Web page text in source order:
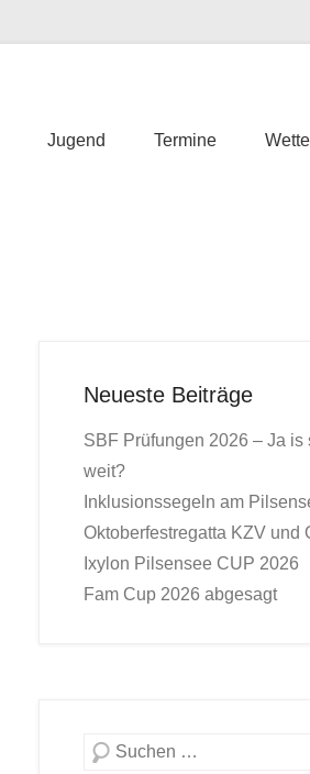
Jugend Termine
Neueste Beiträge
SBF Prüfungen 2026 – Ja is
weit?
Inklusionssegeln am
Oktoberfestregatta KZV und
Ixylon Pilsensee CUP 2026
Fam Cup 2026 abgesagt
Suche